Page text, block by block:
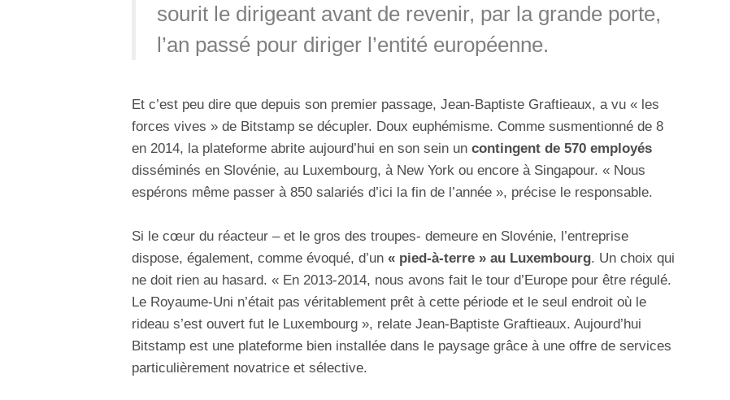
sourit le dirigeant avant de revenir, par la grande porte,
l’an passé pour diriger l’entité européenne.
Et c’est peu dire que depuis son premier passage, Jean-Baptiste Graftieaux, a vu « les
forces vives » de Bitstamp se décupler. Doux euphémisme. Comme susmentionné de 8
en 2014, la plateforme abrite aujourd’hui en son sein un contingent de 570 employés
disséminés en Slovénie, au Luxembourg, à New York ou encore à Singapour. « Nous
espérons même passer à 850 salariés d’ici la fin de l’année », précise le responsable.
Si le cœur du réacteur – et le gros des troupes- demeure en Slovénie, l’entreprise
dispose, également, comme évoqué, d’un « pied-à-terre » au Luxembourg. Un choix qui
ne doit rien au hasard. « En 2013-2014, nous avons fait le tour d’Europe pour être régulé.
Le Royaume-Uni n’était pas véritablement prêt à cette période et le seul endroit où le
rideau s’est ouvert fut le Luxembourg », relate Jean-Baptiste Graftieaux. Aujourd’hui
Bitstamp est une plateforme bien installée dans le paysage grâce à une offre de services
particulièrement novatrice et sélective.